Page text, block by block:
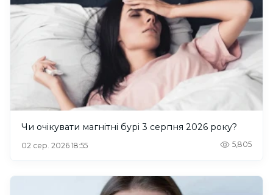
Чи очікувати магнітні бурі 3 серпня 2026 року?
02 сер. 2026 18:55 5,805